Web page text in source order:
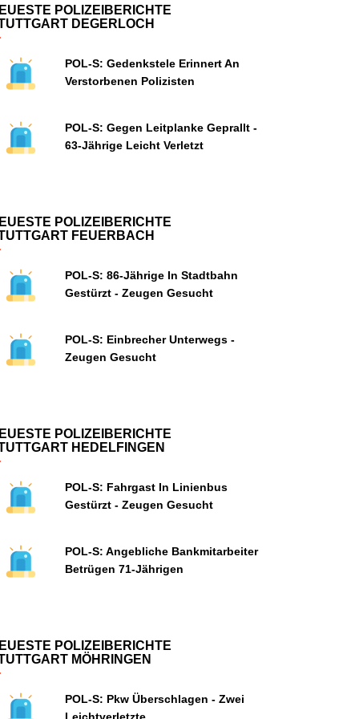
POLIZEIBERICHTE
DEGERLOCH
POL-S: Gedenkstele Erinnert An
Verstorbenen Polizisten
POL-S: Gegen Leitplanke Geprallt -
63-Jährige Leicht Verletzt
POLIZEIBERICHTE
FEUERBACH
POL-S: 86-Jährige In Stadtbahn
Gestürzt - Zeugen Gesucht
POL-S: Einbrecher Unterwegs -
Zeugen Gesucht
POLIZEIBERICHTE
HEDELFINGEN
POL-S: Fahrgast In Linienbus
Gestürzt - Zeugen Gesucht
POL-S: Angebliche Bankmitarbeiter
Betrügen 71-Jährigen
POLIZEIBERICHTE
MÖHRINGEN
POL-S: Pkw Überschlagen - Zwei